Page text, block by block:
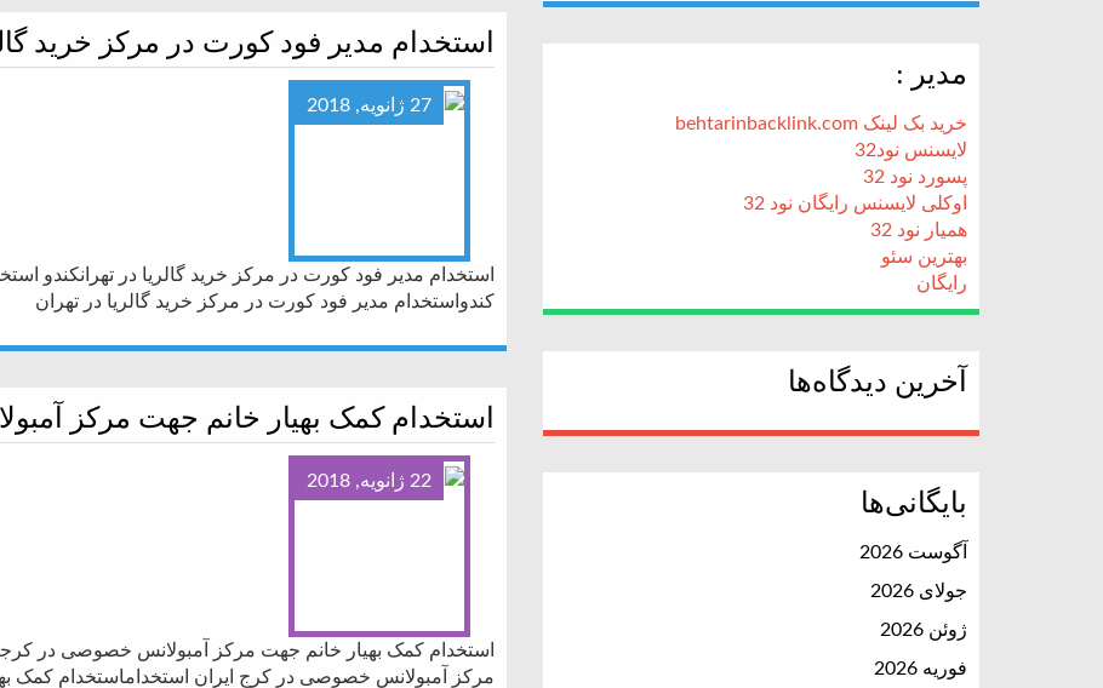
استخدام مدیر فود کورت در مرکز خرید
27 ژانویه, 2018
استخدام مدیر فود کورت در مرکز خرید گالریا در تهرانکندو
کندواستخدام مدیر فود کورت در مرکز خرید گالریا در تهران
استخدام کمک بهیار خانم جهت مرکز
22 ژانویه, 2018
استخدام کمک بهیار خانم جهت مرکز آمبولانس خصوصی در
مرکز آمبولانس خصوصی در کرج ایران استخداماستخدام کمک
مدیر :
خرید بک لینک behtarinbacklink.com
لایسنس نود32
پسورد نود 32
اوکلی لایسنس رایگان نود 32
همیار نود 32
بهترین سئو
رایگان
آخرین دیدگاه‌ها
بایگانی‌ها
آگوست 2026
جولای 2026
ژوئن 2026
فوریه 2026